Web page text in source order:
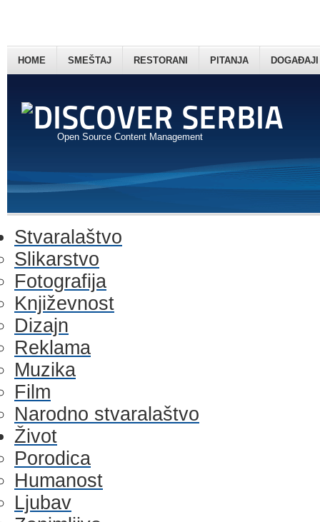
Open Source Content Management
HOME SMEŠTAJ RESTORANI PITANJA DOGAĐAJI
Stvaralaštvo
Slikarstvo
Fotografija
Književnost
Dizajn
Reklama
Muzika
Film
Narodno stvaralaštvo
Život
Porodica
Humanost
Ljubav